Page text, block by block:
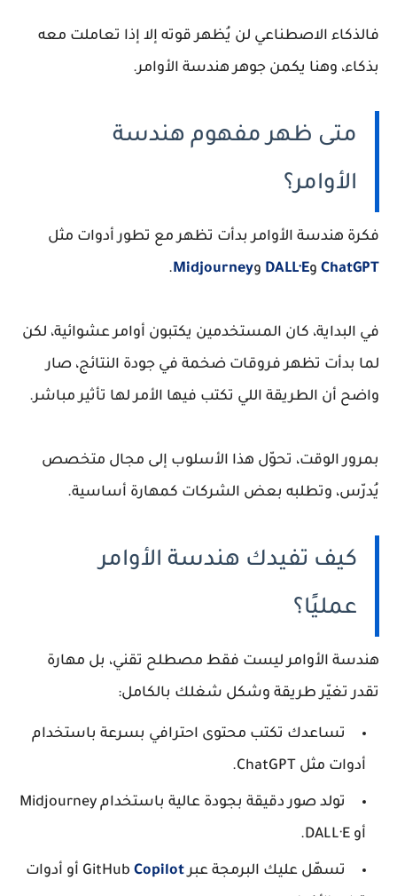
فالذكاء الاصطناعي لن يُظهر قوته إلا إذا تعاملت معه
بذكاء، وهنا يكمن جوهر هندسة الأوامر.
متى ظهر مفهوم هندسة
الأوامر؟
فكرة هندسة الأوامر بدأت تظهر مع تطور أدوات مثل
ChatGPT وDALL·E وMidjourney
.
في البداية، كان المستخدمين يكتبون أوامر عشوائية، لكن
لما بدأت تظهر فروقات ضخمة في جودة النتائج، صار
واضح أن الطريقة اللي تكتب فيها الأمر لها تأثير مباشر.
بمرور الوقت، تحوّل هذا الأسلوب إلى مجال متخصص
يُدرّس، وتطلبه بعض الشركات كمهارة أساسية.
كيف تفيدك هندسة الأوامر
عمليًا؟
هندسة الأوامر ليست فقط مصطلح تقني، بل مهارة
تقدر تغيّر طريقة وشكل شغلك بالكامل:
تساعدك تكتب محتوى احترافي بسرعة باستخدام
أدوات مثل ChatGPT.
تولد صور دقيقة بجودة عالية باستخدام Midjourney
أو DALL·E.
تسهّل عليك البرمجة عبر GitHub Copilot
أو أدوات